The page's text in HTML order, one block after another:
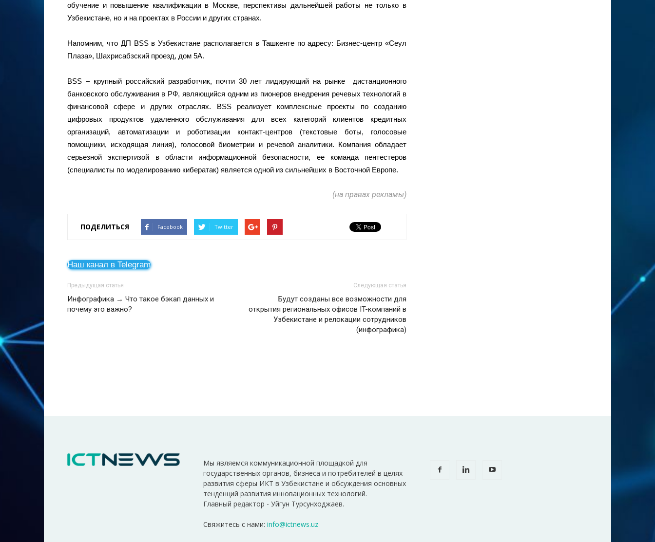
обучение и повышение квалификации в Москве, перспективы дальнейшей работы не только в
Узбекистане, но и на проектах в России и других странах.
Напомним, что ДП BSS в Узбекистане располагается в Ташкенте по адресу: Бизнес-центр «Сеул
Плаза», Шахрисабзский проезд, дом 5А.
BSS – крупный российский разработчик, почти 30 лет лидирующий на рынке дистанционного
банковского обслуживания в РФ, являющийся одним из пионеров внедрения речевых технологий в
финансовой сфере и других отраслях. BSS реализует комплексные проекты по созданию
цифровых продуктов удаленного обслуживания для всех категорий клиентов кредитных
организаций, автоматизации и роботизации контакт-центров (текстовые боты, голосовые
помощники, исходящая линия), голосовой биометрии и речевой аналитики. Компания обладает
серьезной экспертизой в области информационной безопасности, ее команда пентестеров
(специалисты по моделированию кибератак) является одной из сильнейших в Восточной Европе.
(на правах рекламы)
ПОДЕЛИТЬСЯ Facebook Twitter
Наш канал в Telegram
Предыдущая статья
Инфографика → Что такое бэкап данных и
почему это важно?
Следующая статья
Будут созданы все возможности для
открытия региональных офисов IT-компаний в
Узбекистане и релокации сотрудников
(инфографика)
Мы являемся коммуникационной площадкой для
государственных органов, бизнеса и потребителей в целях
развития сферы ИКТ в Узбекистане и обсуждения основных
тенденций развития инновационных технологий.
Главный редактор - Уйгун Турсунходжаев.
Свяжитесь с нами: info@ictnews.uz